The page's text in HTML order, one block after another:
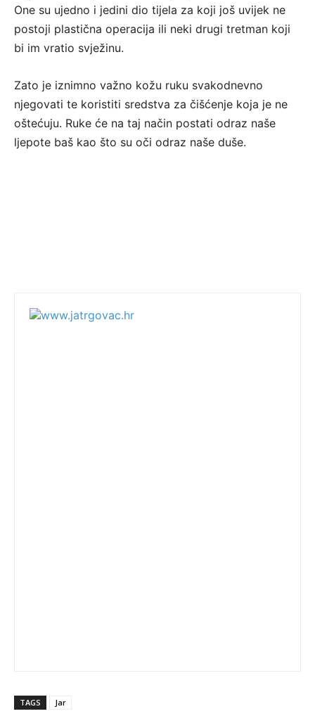
One su ujedno i jedini dio tijela za koji još uvijek ne
postoji plastična operacija ili neki drugi tretman koji
bi im vratio svježinu.
Zato je iznimno važno kožu ruku svakodnevno
njegovati te koristiti sredstva za čišćenje koja je ne
oštećuju. Ruke će na taj način postati odraz naše
ljepote baš kao što su oči odraz naše duše.
TAGS Jar